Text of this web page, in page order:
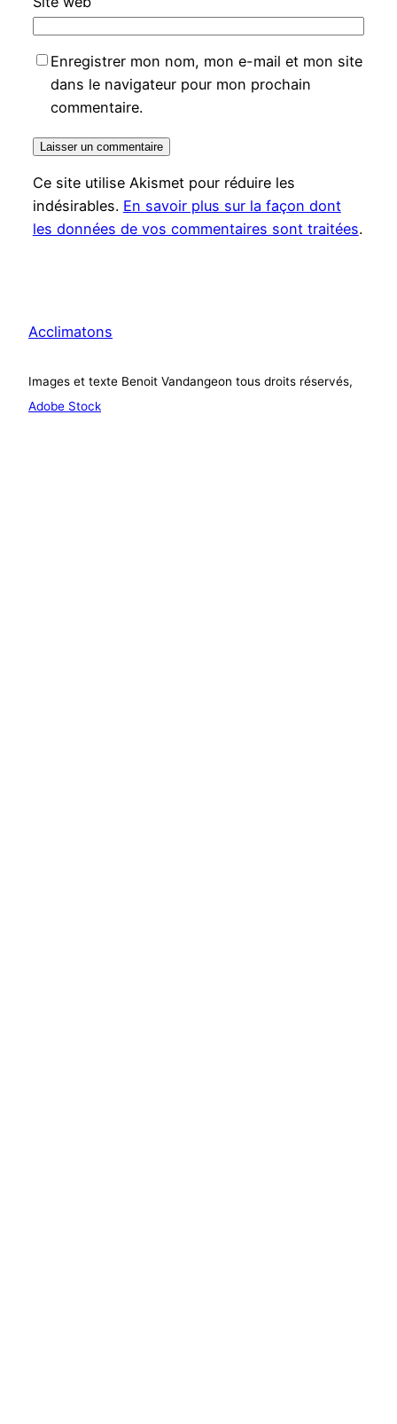
Enregistrer mon nom, mon e-mail et mon site
dans le navigateur pour mon prochain
commentaire.
Ce site utilise Akismet pour réduire les
indésirables. En savoir plus sur la façon dont
les données de vos commentaires sont traitées.
Acclimatons
Images et texte Benoit Vandangeon tous droits réservés,
Adobe Stock